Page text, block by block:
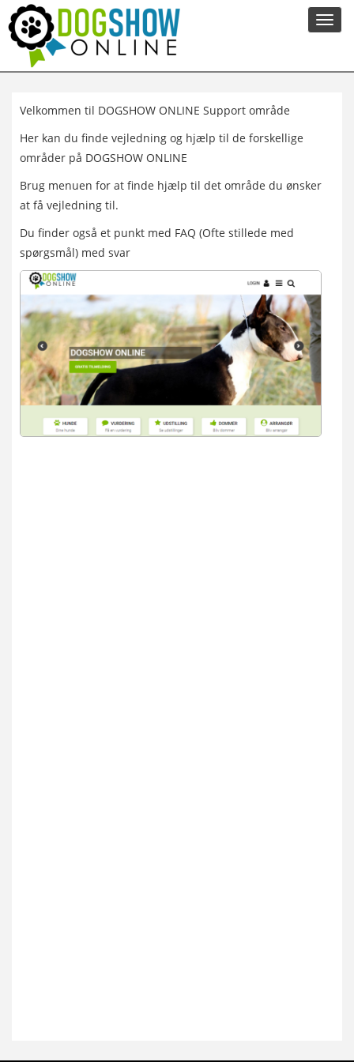
Velkommen til DOGSHOW ONLINE Support område
Her kan du finde vejledning og hjælp til de forskellige
områder på DOGSHOW ONLINE
Brug menuen for at finde hjælp til det område du ønsker
at få vejledning til.
Du finder også et punkt med FAQ (Ofte stillede med
spørgsmål) med svar